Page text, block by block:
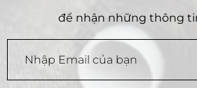
để nhận những thông